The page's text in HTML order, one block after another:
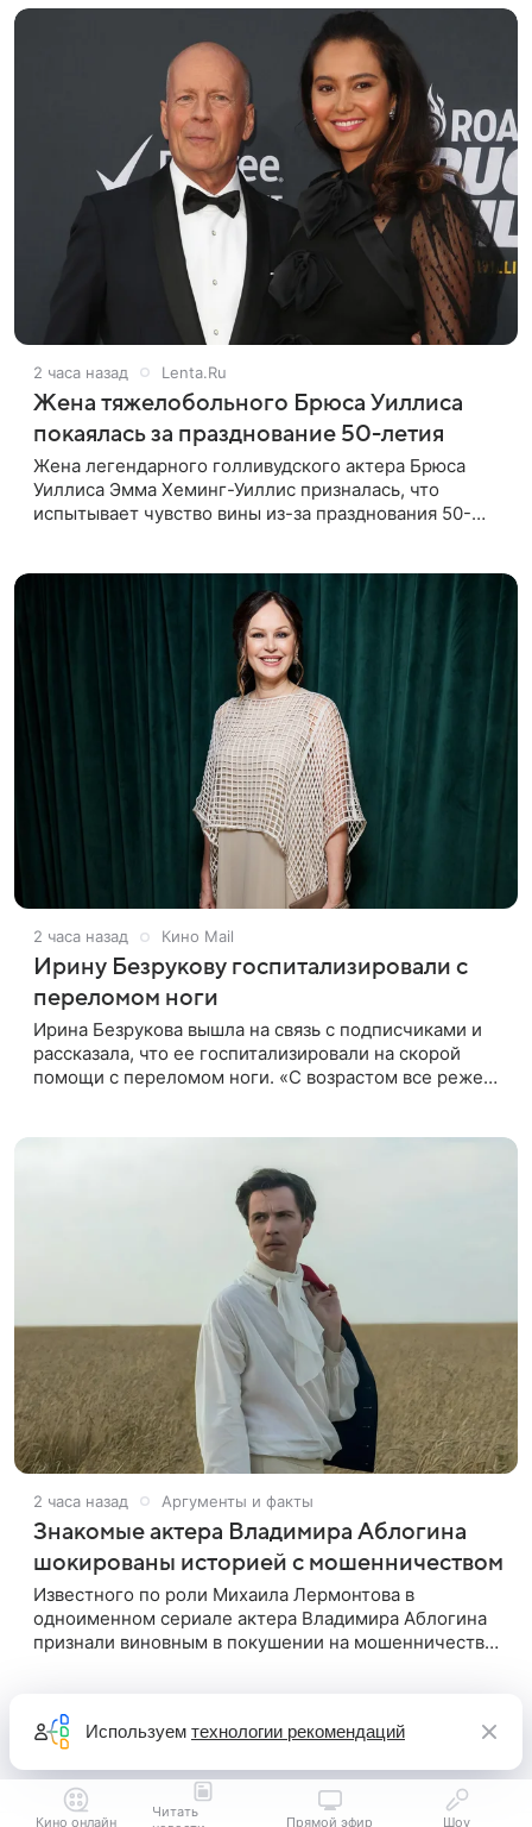
2 часа назад Lenta.Ru
Жена тяжелобольного Брюса Уиллиса
покаялась за празднование 50-летия
Жена легендарного голливудского актера Брюса
Уиллиса Эмма Хеминг-Уиллис призналась, что
испытывает чувство вины из-за празднования 50-
2 часа назад Кино Mail
Ирину Безрукову госпитализировали с
переломом ноги
Ирина Безрукова вышла на связь с подписчиками и
рассказала, что ее госпитализировали на скорой
помощи с переломом ноги. «С возрастом все реже
2 часа назад Аргументы и факты
Знакомые актера Владимира Аблогина
шокированы историей с мошенничеством
Известного по роли Михаила Лермонтова в
одноименном сериале актера Владимира Аблогина
признали виновным в покушении на мошенничество
Кино онлайн
Читать
Прямой эфир Шоу
Используем технологии рекомендаций